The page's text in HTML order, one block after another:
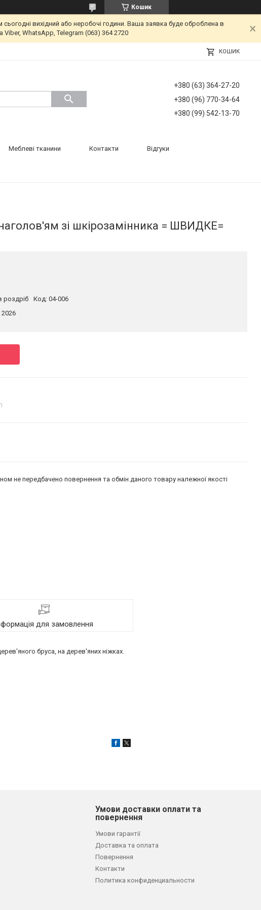
Кошик
вихідний або неробочі години. Ваша заявка буде оброблена в
WhatsApp, Telegram (063) 364 2720
КОШИК
+380 (63) 364-27-20
+380 (96) 770-34-64
+380 (99) 542-13-70
Меблеві тканини Контакти Відгуки
зі шкірозамінника = ШВИДКЕ=
роздріб Код: 04-006
2026
не передбачено повернення та обмін даного товару належної якості
для замовлення
бруса, на дерев'яних ніжках.
Умови доставки оплати та
повернення
Умови гарантії
Доставка та оплата
Повернення
Контакти
Политика конфиденциальности